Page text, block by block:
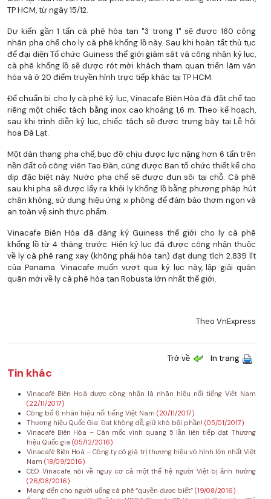
TP HCM, từ ngày 15/12.
Dự kiến gần 1 tấn cà phê hòa tan "3 trong 1" sẽ được 160 công
nhân pha chế cho ly cà phê khổng lồ này. Sau khi hoàn tất thủ tục
để đại diện Tổ chức Guiness thế giới giám sát và công nhận kỷ lục,
cà phê khổng lồ sẽ được rót mời khách tham quan triển lãm văn
hóa và ở 20 điểm truyền hình trực tiếp khác tại TP HCM.
Để chuẩn bị cho ly cà phê kỷ lục, Vinacafe Biên Hòa đã đặt chế tạo
riêng một chiếc tách bằng inox cao khoảng 1,6 m. Theo kế hoạch,
sau khi trình diễn kỷ lục, chiếc tách sẽ được trưng bày tại Lễ hội
hoa Đà Lạt.
Một dàn thang pha chế, bục đỡ chịu được lực nặng hơn 6 tấn trên
nền đất cỏ công viên Tao Đàn, cũng được Ban tổ chức thiết kế cho
dịp đặc biệt này. Nước pha chế sẽ được đun sôi tại chỗ. Cà phê
sau khi pha sẽ được lấy ra khỏi ly khổng lồ bằng phương pháp hút
chân không, sử dụng hiệu ứng xi phông để đảm bảo thơm ngon và
an toàn vệ sinh thực phẩm.
Vinacafe Biên Hòa đã đăng ký Guiness thế giới cho ly cà phê
khổng lồ từ 4 tháng trước. Hiện kỷ lục đã được công nhận thuộc
về ly cà phê rang xay (không phải hòa tan) đạt dung tích 2.839 lít
của Panama. Vinacafe muốn vượt qua kỷ lục này, lập giải quán
quân mới về ly cà phê hòa tan Robusta lớn nhất thế giới.
Theo VnExpress
Trở về In trang
Tin khác
Vinacafé Biên Hoà được công nhận là nhãn hiệu nổi tiếng Việt Nam
(22/11/2017)
Công bố 6 nhãn hiệu nổi tiếng Việt Nam (20/11/2017)
Thương hiệu Quốc Gia: Đạt không dễ, giữ khó bội phần! (05/01/2017)
Vinacafé Biên Hòa – Cán mốc vinh quang 5 lần liên tiếp đạt Thương
hiệu Quốc gia (05/12/2016)
Vinacafé Biên Hoà – Công ty có giá trị thương hiệu vô hình lớn nhất Việt
Nam (18/09/2016)
CEO Vinacafe nói về nguy cơ cả một thế hệ người Việt bị ảnh hưởng
(26/08/2016)
Mang đến cho người uống cà phê “quyền được biết” (19/08/2016)